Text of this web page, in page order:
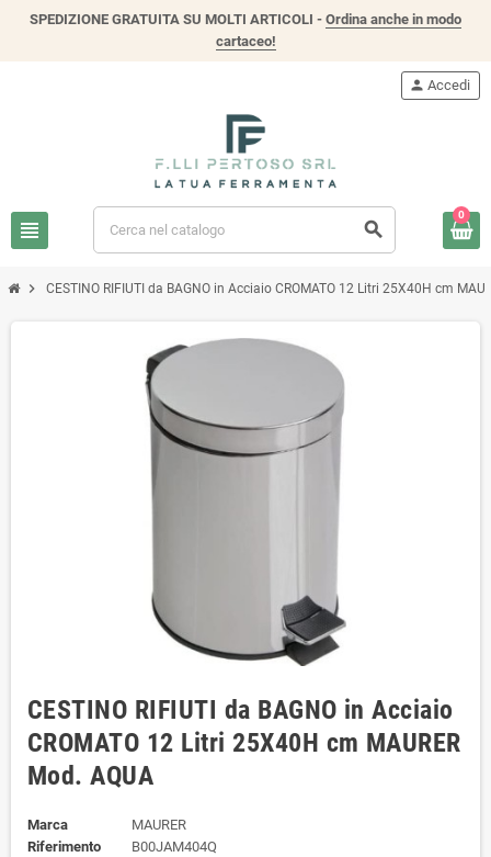
SPEDIZIONE GRATUITA SU MOLTI ARTICOLI - Ordina anche in modo
cartaceo!
view_headline search
person Accedi
0
chevron_right CESTINO RIFIUTI da BAGNO in Acciaio CROMATO 12 Litri 25X40H cm
CESTINO RIFIUTI da BAGNO in Acciaio
CROMATO 12 Litri 25X40H cm MAURER
Mod. AQUA
Marca
MAURER
Riferimento
B00JAM404Q